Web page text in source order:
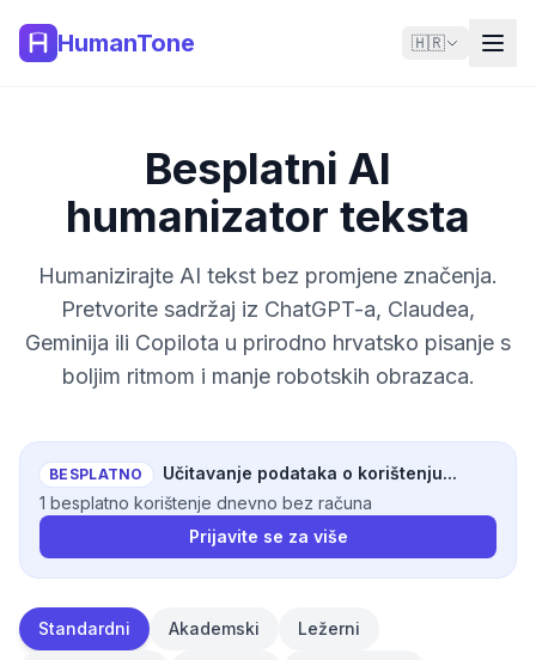
HumanTone 🇭🇷
Besplatni AI
humanizator teksta
Humanizirajte AI tekst bez promjene značenja.
Pretvorite sadržaj iz ChatGPT-a, Claudea,
Geminija ili Copilota u prirodno hrvatsko pisanje s
boljim ritmom i manje robotskih obrazaca.
BESPLATNO
Učitavanje podataka o korištenju...
1 besplatno korištenje dnevno bez računa
Prijavite se za više
Standardni Akademski Ležerni